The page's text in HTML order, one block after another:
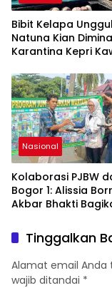
Memberikan
bagi Pembangunan
Nasional.
Bibit Kelapa Unggul
Natuna Kian
Karantina Kepri
Bintan
Nasional
Kolaborasi PJBW
Bogor 1: Alissia
Akbar Bhakti
Cibinong
Tinggalkan
Alamat email Anda
wajib ditandai *